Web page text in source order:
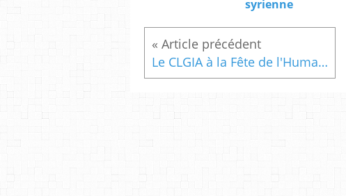
syrienne
Le CLGIA à la Fête de l'Humanité du 16 au 18 septembre